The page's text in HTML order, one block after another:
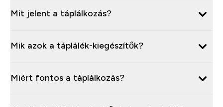
Mit jelent a táplálkozás?
Mik azok a táplálék-kiegészítők?
Miért fontos a táplálkozás?